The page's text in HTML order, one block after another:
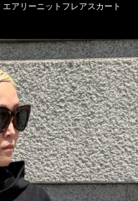
エアリーニットフレアスカート